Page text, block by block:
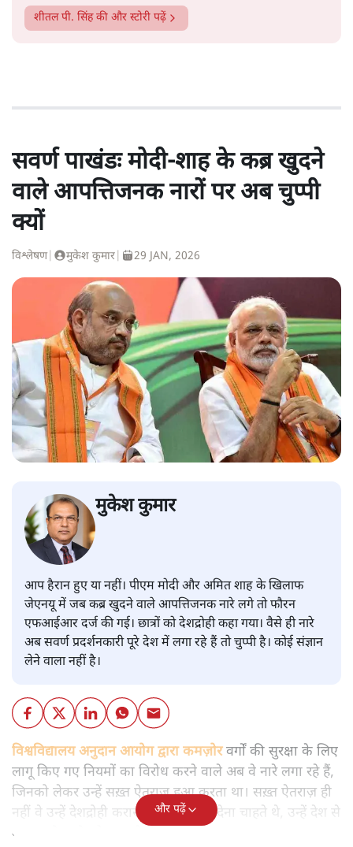
शीतल पी. सिंहकी और स्टोरी पढ़ें
सवर्ण पाखंडः मोदी-शाह के कब्र खुदने
वाले आपत्तिजनक नारों पर अब चुप्पी
क्यों
विश्लेषण| मुकेश कुमार 29 JAN, 2026
मुकेश कुमार
आप हैरान हुए या नहीं। पीएम मोदी और अमित शाह के खिलाफ
जेएनयू में जब कब्र खुदने वाले आपत्तिजनक नारे लगे तो फौरन
एफआईआर दर्ज की गई। छात्रों को देशद्रोही कहा गया। वैसे ही नारे
अब सवर्ण प्रदर्शनकारी पूरे देश में लगा रहे हैं तो चुप्पी है। कोई संज्ञान
लेने वाला नहीं है।
विश्वविद्यालय अनुदान आयोग द्वारा कमज़ोरवर्गों की सुरक्षा के लिए
लागू किए गए नियमों का विरोध करने वाले अब वे नारे लगा रहे हैं,
जिनको लेकर उन्हें सख़्त ऐतराज़ हुआ करता था। सख़्त ऐतराज़ ही
नहीं वे उन्हें देशद्रोही करार देकर जेल भेज देना चाहते थे, उन्हें देश से
बाहर चले जाने को कह रहे थे।
और पढ़ें